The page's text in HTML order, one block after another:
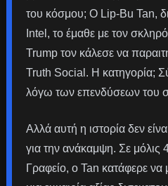
του κόσμου; Ο Lip-Bu Tan,
Intel, το έμαθε με τον
Trump τον κάλεσε να
Truth Social. Η κατηγορία;
λόγω των επενδύσεων του
Αλλά αυτή η ιστορία δεν
για την ανάκαμψη. Σε μόλις
Γραφείο, ο Tan κατάφερε να